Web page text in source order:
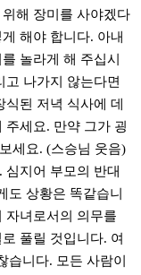
해 장미를 사야겠다
해야 합니다. 아내
놀라게 해 주십시
고 나가지 않는다면
된 저녁 식사에 데
주세요. 만약 그가 굉
세요. (스승님 웃음)
심지어 부모의 반대
도 상황은 똑같습니
자녀로서의 의무를
풀릴 것입니다. 여
습니다. 모든 사람이